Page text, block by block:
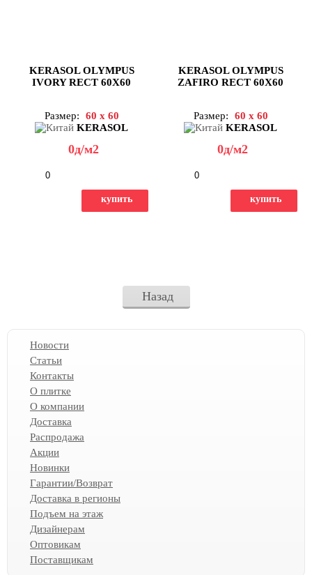
KERASOL OLYMPUS
IVORY RECT 60X60
Размер:
60 x 60
KERASOL
0д/м2
купить
KERASOL OLYMPUS
ZAFIRO RECT 60X60
Размер:
60 x 60
KERASOL
0д/м2
купить
Назад
Новости
Статьи
Контакты
О плитке
О компании
Доставка
Распродажа
Акции
Новинки
Гарантии/Возврат
Доставка в регионы
Подъем на этаж
Дизайнерам
Оптовикам
Поставщикам